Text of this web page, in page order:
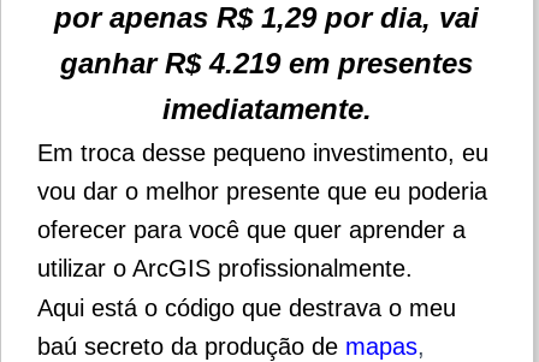
por apenas R$ 1,29 por dia, vai
ganhar R$ 4.219 em presentes
imediatamente.
Em troca desse pequeno investimento, eu
vou dar o melhor presente que eu poderia
oferecer para você que quer aprender a
utilizar o ArcGIS profissionalmente.
Aqui está o código que destrava o meu
baú secreto da produção de mapas,